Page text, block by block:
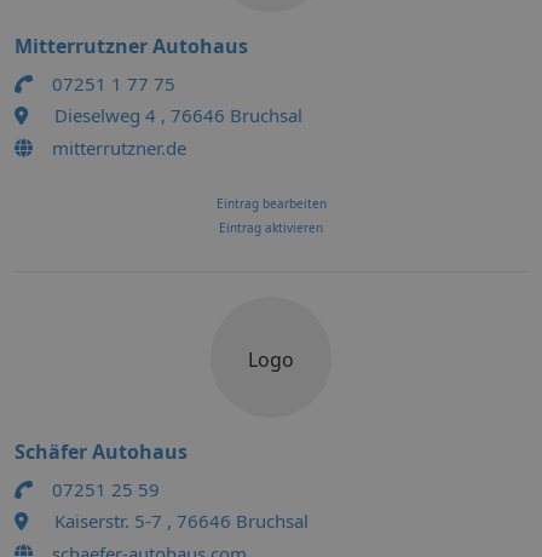
Mitterrutzner Autohaus
07251 1 77 75
Dieselweg 4 , 76646 Bruchsal
mitterrutzner.de
Eintrag bearbeiten
Eintrag aktivieren
Logo
Schäfer Autohaus
07251 25 59
Kaiserstr. 5-7 , 76646 Bruchsal